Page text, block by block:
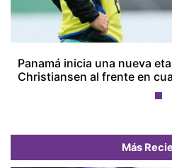
Panamá inicia una nueva
Christiansen al frente en
Más